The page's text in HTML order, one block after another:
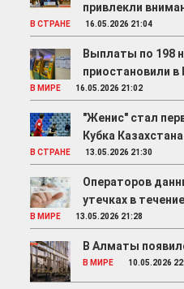
привлекли
В СТРАНЕ 16.05.2026 21:04
Выплаты по 198
приостановили в
В МИРЕ 16.05.2026 21:02
"Женис" стал
Кубка
В СТРАНЕ 13.05.2026 21:30
Операторов
утечках в
В МИРЕ 13.05.2026 21:28
В Алматы
В МИРЕ 10.05.2026